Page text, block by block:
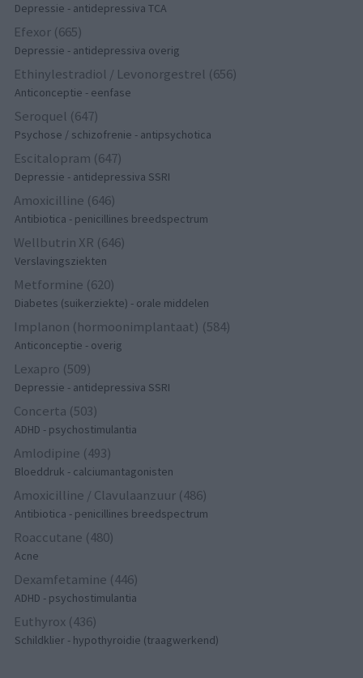
Depressie - antidepressiva TCA
Efexor (665)
Depressie - antidepressiva overig
Ethinylestradiol / Levonorgestrel (656)
Anticonceptie - eenfase
Seroquel (647)
Psychose / schizofrenie - antipsychotica
Escitalopram (647)
Depressie - antidepressiva SSRI
Amoxicilline (646)
Antibiotica - penicillines breedspectrum
Wellbutrin XR (646)
Verslavingsziekten
Metformine (620)
Diabetes (suikerziekte) - orale middelen
Implanon (hormoonimplantaat) (584)
Anticonceptie - overig
Lexapro (509)
Depressie - antidepressiva SSRI
Concerta (503)
ADHD - psychostimulantia
Amlodipine (493)
Bloeddruk - calciumantagonisten
Amoxicilline / Clavulaanzuur (486)
Antibiotica - penicillines breedspectrum
Roaccutane (480)
Acne
Dexamfetamine (446)
ADHD - psychostimulantia
Euthyrox (436)
Schildklier - hypothyroidie (traagwerkend)